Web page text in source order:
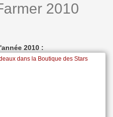
2010
2010 :
dans la Boutique des Stars